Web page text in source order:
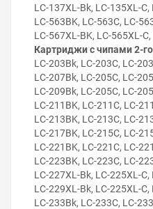
Программатор
оригинальных
рекомендуется делать
уровень чернил не ниже
изменяться индикация
цвет. В этом случае
контактов
элементов чипа
Внимание!Для
используют USB-шнур,
соединяется с
входит в
LC-137XL-Bk, LC-135XL-
LC-563BK, LC-563C, LC-
LC-567XL-BK, LC-565XL-
Картриджи с чипами 2-
LC-203Bk, LC-203C, LC-
LC-207Bk, LC-205C, LC-
LC-209Bk, LC-205C, LC-
LC-211BK, LC-211C, LC-
LC-213BK, LC-213C, LC-
LC-217BK, LC-215C, LC-
LC-221BK, LC-221C, LC-
LC-223BK, LC-223C, LC-
LC-227XL-Bk, LC-225XL-
LC-229XL-Bk, LC-225XL-
LC-233Bk, LC-233C, LC-